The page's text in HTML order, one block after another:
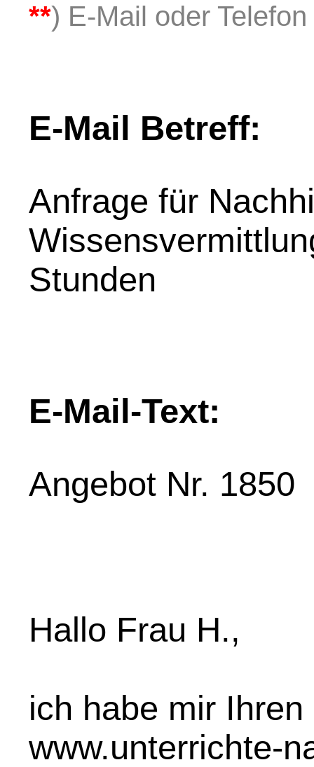
**) E-Mail oder
E-Mail Betreff:
Anfrage für
Stunden
E-Mail-Text:
Angebot Nr. 1850
Hallo Frau H.,
ich habe mir
www.unterrichte-